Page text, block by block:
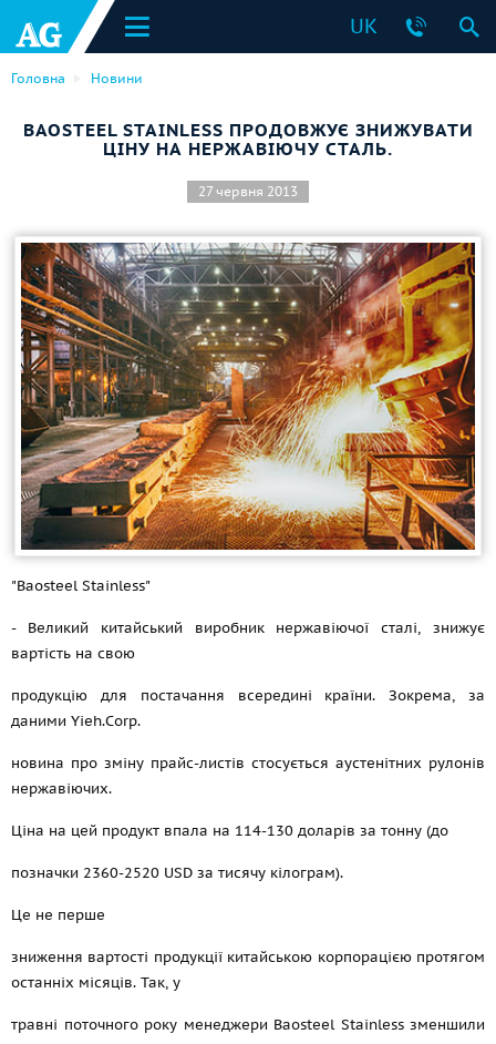
UK
Головна Новини
BAOSTEEL STAINLESS ПРОДОВЖУЄ ЗНИЖУВАТИ
ЦІНУ НА НЕРЖАВІЮЧУ СТАЛЬ.
27 червня 2013
"Baosteel Stainless"
- Великий китайський виробник нержавіючої сталі, знижує
вартість на свою
продукцію для постачання всередині країни. Зокрема, за
даними Yieh.Corp.
новина про зміну прайс-листів стосується аустенітних рулонів
нержавіючих.
Ціна на цей продукт впала на 114-130 доларів за тонну (до
позначки 2360-2520 USD за тисячу кілограм).
Це не перше
зниження вартості продукції китайською корпорацією протягом
останніх місяців. Так, у
травні поточного року менеджери Baosteel Stainless зменшили